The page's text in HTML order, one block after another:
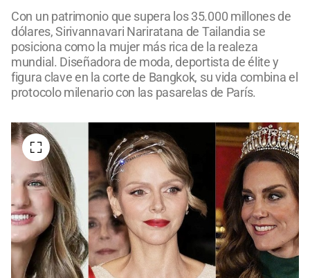
Con un patrimonio que supera los 35.000 millones de
dólares, Sirivannavari Nariratana de Tailandia se
posiciona como la mujer más rica de la realeza
mundial. Diseñadora de moda, deportista de élite y
figura clave en la corte de Bangkok, su vida combina el
protocolo milenario con las pasarelas de París.